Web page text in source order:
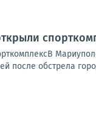
после обстрела